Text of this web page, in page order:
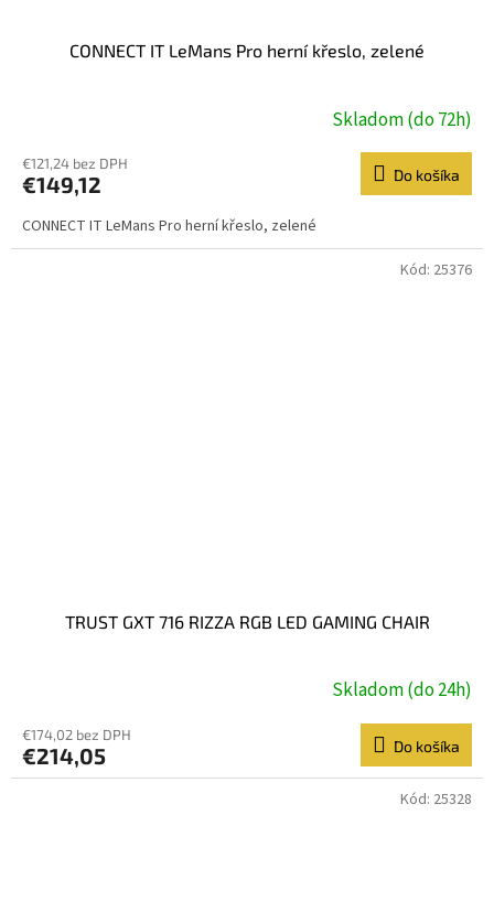
CONNECT IT LeMans Pro herní křeslo, zelené
Skladom (do 72h)
€121,24 bez DPH
€149,12 Do košíka
CONNECT IT LeMans Pro herní křeslo, zelené
TRUST GXT 716 RIZZA RGB LED GAMING CHAIR
Skladom (do 24h)
€174,02 bez DPH
€214,05 Do košíka
Kód: 25376
Kód: 25328